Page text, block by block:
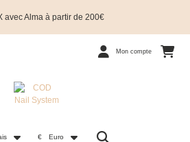
avec Alma à partir de 200€
Mon compte
€ Euro